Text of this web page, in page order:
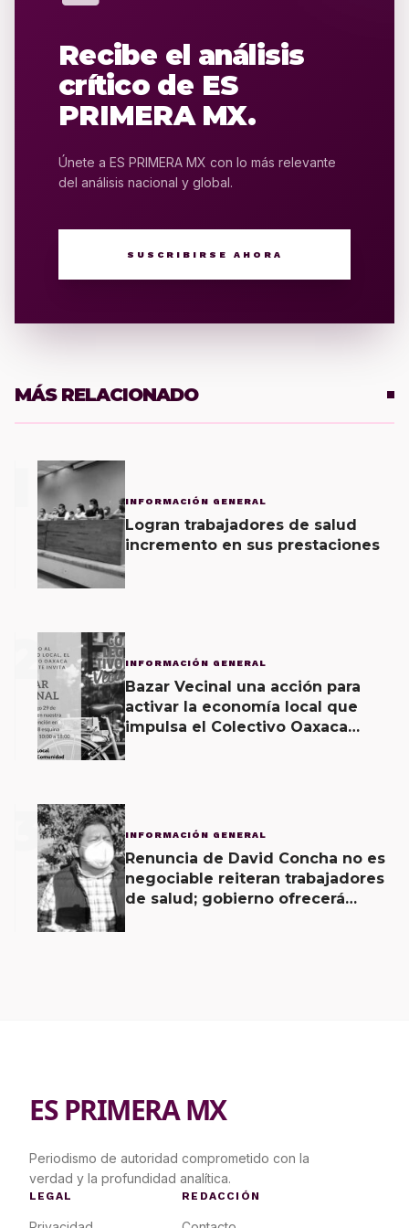
Recibe el análisis
crítico de ES
PRIMERA MX.
Únete a ES PRIMERA MX con lo más relevante
del análisis nacional y global.
SUSCRIBIRSE AHORA
MÁS RELACIONADO
INFORMACIÓN GENERAL
Logran trabajadores de salud
incremento en sus prestaciones
2 INFORMACIÓN GENERAL
Bazar Vecinal una acción para
activar la economía local que
impulsa el Colectivo Oaxaca
3 INFORMACIÓN GENERAL
Renuncia de David Concha no es
negociable reiteran trabajadores
de salud; gobierno ofrecerá
ES PRIMERA MX
Periodismo de autoridad comprometido con la
verdad y la profundidad analítica.
LEGAL REDACCIÓN